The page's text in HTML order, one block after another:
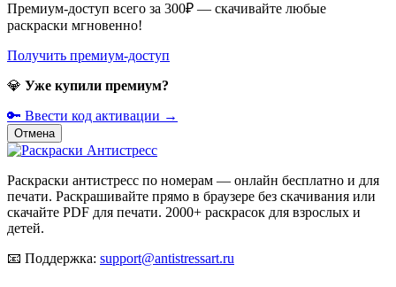
Премиум-доступ всего за 300₽ — скачивайте любые
раскраски мгновенно!
Получить премиум-доступ
💎 Уже купили премиум?
🔑 Ввести код активации →
Отмена
Раскраски антистресс по номерам — онлайн бесплатно и для
печати. Раскрашивайте прямо в браузере без скачивания или
скачайте PDF для печати. 2000+ раскрасок для взрослых и
детей.
📧 Поддержка: support@antistressart.ru